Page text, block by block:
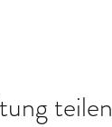
teilen